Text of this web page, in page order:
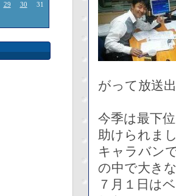
29 30 31
がって放送
今季は最下
助けられま
キャラバン
の中で大き
７月１日は